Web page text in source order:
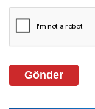
Gönder